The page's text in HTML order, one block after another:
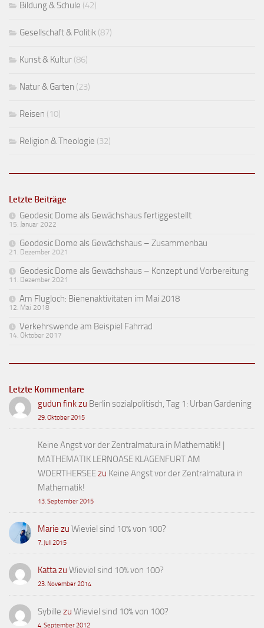
Bildung & Schule (42)
Gesellschaft & Politik (87)
Kunst & Kultur (86)
Natur & Garten (23)
Reisen (10)
Religion & Theologie (32)
Letzte Beiträge
Geodesic Dome als Gewächshaus fertiggestellt
15. Januar 2022
Geodesic Dome als Gewächshaus – Zusammenbau
21. Dezember 2021
Geodesic Dome als Gewächshaus – Konzept und Vorbereitung
11. Dezember 2021
Am Flugloch: Bienenaktivitäten im Mai 2018
12. Mai 2018
Verkehrswende am Beispiel Fahrrad
14. Oktober 2017
Letzte Kommentare
gudun finkzu Berlin sozialpolitisch, Tag 1: Urban Gardening
29. Oktober 2015
Keine Angst vor der Zentralmatura in Mathematik! |
MATHEMATIK LERNOASE KLAGENFURT AM
WOERTHERSEEzu Keine Angst vor der Zentralmatura in
Mathematik!
13. September 2015
Marie zu Wieviel sind 10% von 100?
7. Juli 2015
Kattazu Wieviel sind 10% von 100?
23. November 2014
Sybille zu Wieviel sind 10% von 100?
4. September 2012